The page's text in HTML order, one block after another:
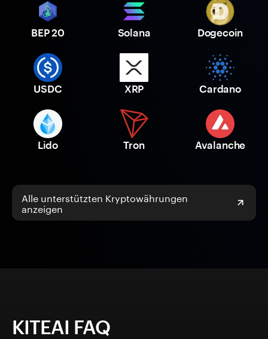
BEP 20 Solana Dogecoin
USDC XRP Cardano
Lido Tron Avalanche
Alle unterstützten Kryptowährungen
anzeigen
KITEAI FAQ